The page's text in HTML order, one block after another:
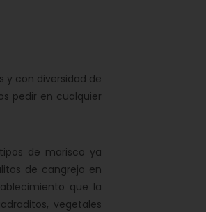
y con diversidad de
pedir en cualquier
de marisco ya
de cangrejo en
que la
vegetales